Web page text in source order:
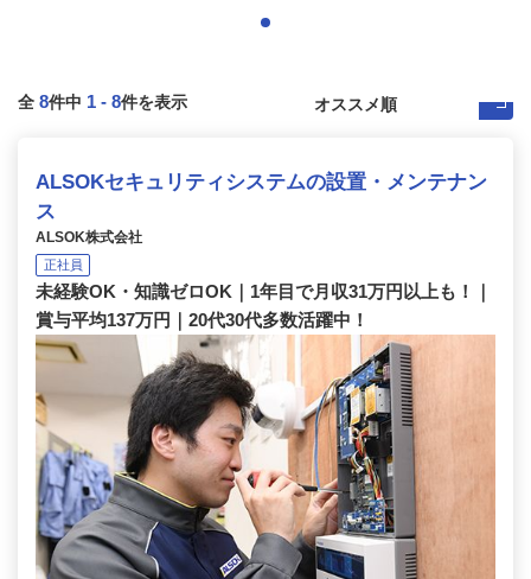
全 8件中 1 - 8件を表示
ALSOKセキュリティシステムの設置・メンテナン
ス
ALSOK株式会社
正社員
未経験OK・知識ゼロOK｜1年目で月収31万円以上も！｜
賞与平均137万円｜20代30代多数活躍中！